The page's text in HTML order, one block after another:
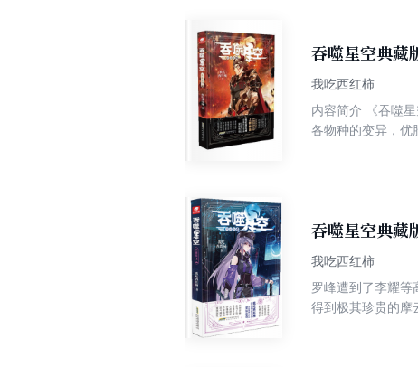
吞噬星空典藏
我吃西红柿
内容简介 《吞噬星空》是我吃西红柿写的一部科幻类幻想小说，主要讲述了主角罗峰所在的星球，经历一场大灾难后引发了
各物种的变异，优
吞噬星空典藏
我吃西红柿
罗峰遭到了李耀等
得到极其珍贵的摩